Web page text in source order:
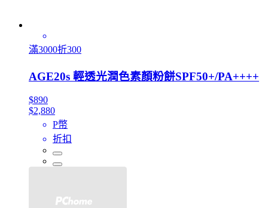
滿3000折300
AGE20s 輕透光潤色素顏粉餅SPF50+/PA++++
$890
$2,880
P幣
折扣